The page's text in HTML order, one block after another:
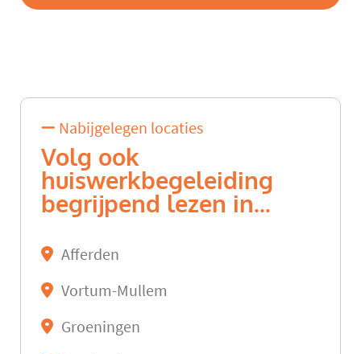
Nabijgelegen locaties
Volg ook
huiswerkbegeleiding
begrijpend lezen in...
Afferden
Vortum-Mullem
Groeningen